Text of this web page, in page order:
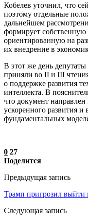
Кобелев уточнил, что
поэтому отдельные
дальнейшем
формирует
ориентированную на
их внедрение в
В этот же день
приняли во II и III
о поддержке развития
интеллекта. В
что документ
ускоренного развития
фундаментальных
0 27
Поделится
Предыдущая запись
Трамп пригрозил выйти
Следующая запись